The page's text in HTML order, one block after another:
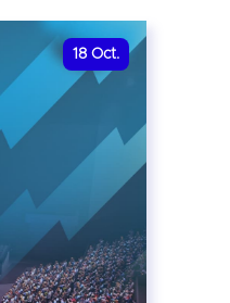
18 Oct.